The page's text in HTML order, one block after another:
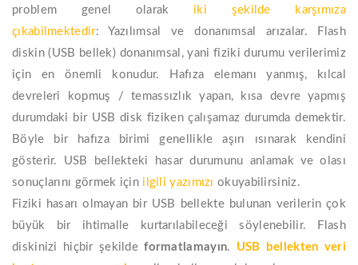
problem genel olarak iki şekilde karşımıza
çıkabilmektedir: Yazılımsal ve donanımsal arızalar. Flash
diskin (USB bellek) donanımsal, yani fiziki durumu verilerimiz
için en önemli konudur. Hafıza elemanı yanmış, kılcal
devreleri kopmuş / temassızlık yapan, kısa devre yapmış
durumdaki bir USB disk fiziken çalışamaz durumda demektir.
Böyle bir hafıza birimi genellikle aşırı ısınarak kendini
gösterir. USB bellekteki hasar durumunu anlamak ve olası
sonuçlarını görmek için ilgili yazımızı okuyabilirsiniz.
Fiziki hasarı olmayan bir USB bellekte bulunan verilerin çok
büyük bir ihtimalle kurtarılabileceği söylenebilir. Flash
diskinizi hiçbir şekildeformatlamayın. USB bellekten veri